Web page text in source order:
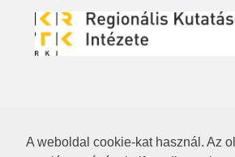
A weboldal cookie-kat használ. Az